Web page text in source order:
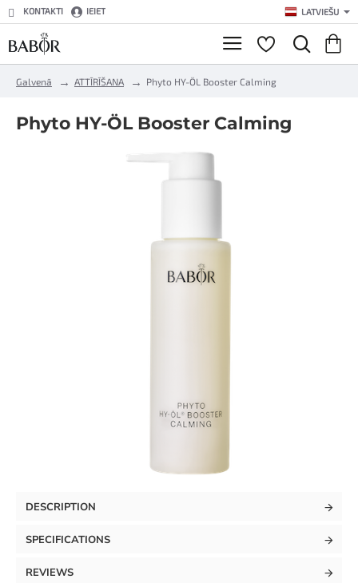
KONTAKTI IEIET LATVIEŠU
Galvenā
e
ATTĪRĪŠANA Phyto HY-ÖL Booster Calming
Phyto HY-ÖL Booster Calming
DESCRIPTION
SPECIFICATIONS
REVIEWS